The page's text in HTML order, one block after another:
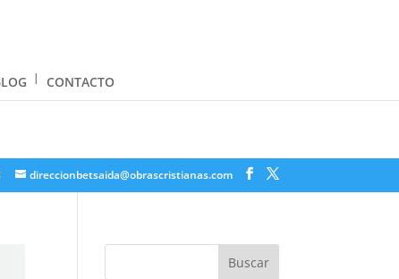
direccionbetsaida@obrascristianas.com
CONTACTO